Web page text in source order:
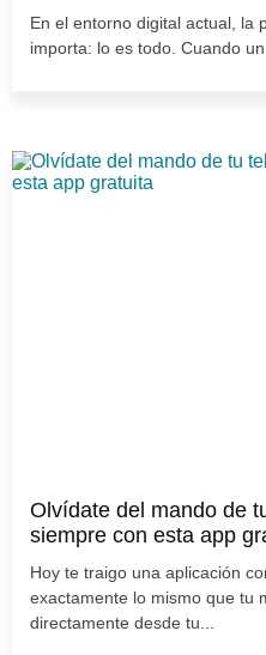
En el entorno digital actual, la
importa: lo es todo. Cuando
Olvídate del mando de
siempre con esta app
Hoy te traigo una aplicación
exactamente lo mismo que tu
directamente desde tu...